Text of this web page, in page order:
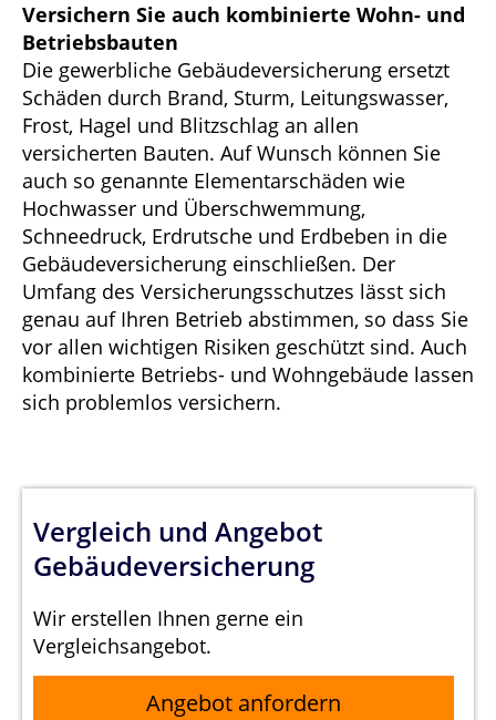
Versichern Sie auch kombinierte Wohn- und
Betriebsbauten
Die gewerbliche Gebäudeversicherung ersetzt
Schäden durch Brand, Sturm, Leitungswasser,
Frost, Hagel und Blitzschlag an allen
versicherten Bauten. Auf Wunsch können Sie
auch so genannte Elementarschäden wie
Hochwasser und Überschwemmung,
Schneedruck, Erdrutsche und Erdbeben in die
Gebäudeversicherung einschließen. Der
Umfang des Versicherungsschutzes lässt sich
genau auf Ihren Betrieb abstimmen, so dass Sie
vor allen wichtigen Risiken geschützt sind. Auch
kombinierte Betriebs- und Wohngebäude lassen
sich problemlos versichern.
Vergleich und Angebot
Gebäudeversicherung
Wir erstellen Ihnen gerne ein
Vergleichsangebot.
Angebot anfordern